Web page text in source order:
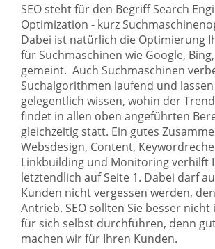
SEO steht für den Begriff Search
Optimization - kurz
Dabei ist natürlich die Optimierung
für Suchmaschinen wie Google,
gemeint. Auch Suchmaschinen
Suchalgorithmen laufend und
gelegentlich wissen, wohin der
findet in allen oben angeführten
gleichzeitig statt. Ein gutes
Websdesign, Content,
Linkbuilding und Monitoring verhilft
letztendlich auf Seite 1. Dabei darf
Kunden nicht vergessen werden,
Antrieb. SEO sollten Sie besser
für sich selbst durchführen, denn
machen wir für Ihren Kunden.